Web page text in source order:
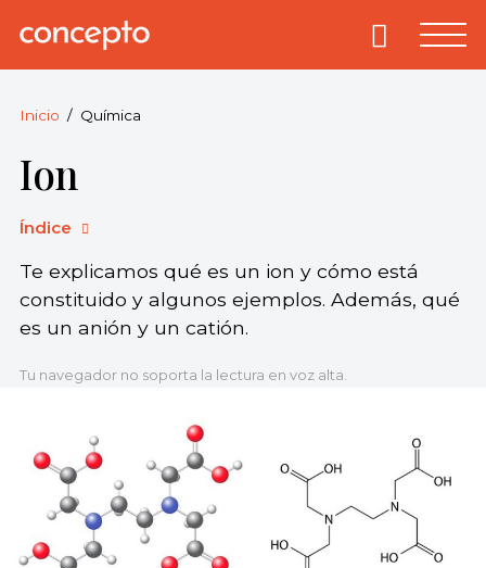
Concepto.
derechos
reservados.
Primary
Inicio Química
Ion
Índice
Te explicamos qué es un ion y cómo está
constituido y algunos ejemplos. Además, qué
es un anión y un catión.
Tu navegador no soporta la lectura en voz alta.